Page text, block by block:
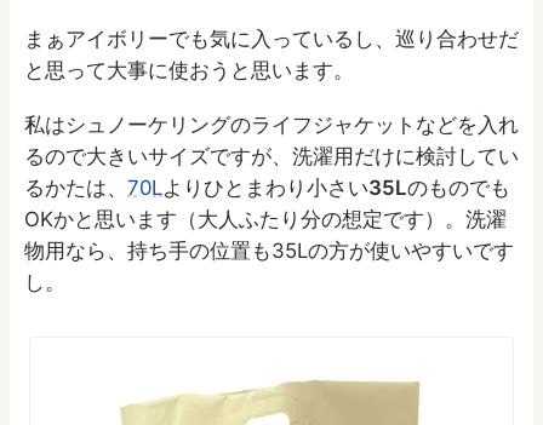
まぁアイボリーでも気に入っているし、巡り合わせだ
と思って大事に使おうと思います。
私はシュノーケリングのライフジャケットなどを入れ
るので大きいサイズですが、洗濯用だけに検討してい
るかたは、 70Lよりひとまわり小さい35Lのものでも
OKかと思います（大人ふたり分の想定です）。洗濯
物用なら、持ち手の位置も35Lの方が使いやすいです
し。